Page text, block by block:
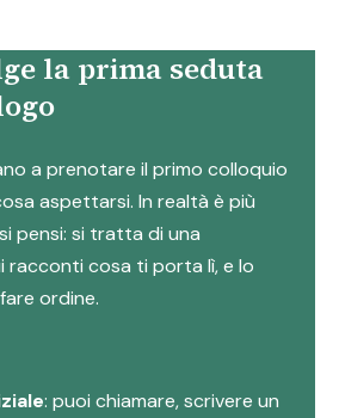
la prima seduta
a prenotare il primo colloquio
aspettarsi. In realtà è più
pensi: si tratta di una
racconti cosa ti porta lì, e lo
ordine.
: puoi chiamare, scrivere un